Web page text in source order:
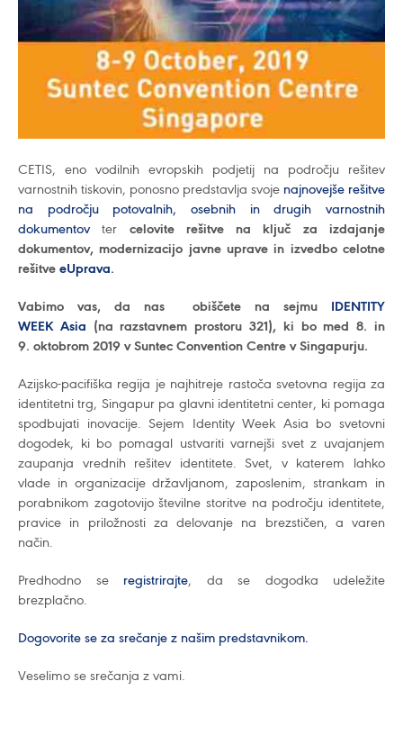
CETIS, eno vodilnih evropskih podjetij na področju rešitev
varnostnih tiskovin, ponosno predstavlja svoje najnovejše rešitve
na področju potovalnih, osebnih in drugih varnostnih
dokumentovter celovite rešitvena ključ za izdajanje
dokumentov, modernizacijo javne uprave in izvedbo celotne
rešitve eUprava.
Vabimo vas, da nas obiščete na sejmu IDENTITY
WEEKAsia (na razstavnem prostoru 321), ki bomed 8. in
9. oktobrom 2019 vSuntec Convention Centre v Singapurju.
Azijsko-pacifiška regija je najhitreje rastoča svetovna regija za
identitetni trg, Singapur pa glavni identitetni center, ki pomaga
spodbujati inovacije. Sejem Identity Week Asia bo svetovni
dogodek, ki bo pomagal ustvariti varnejši svet z uvajanjem
zaupanja vrednih rešitev identitete. Svet, v katerem lahko
vlade in organizacije državljanom, zaposlenim, strankam in
porabnikom zagotovijo številne storitve na področju identitete,
pravice in priložnosti za delovanje na brezstičen, a varen
način.
Predhodno se registrirajte, da se dogodka udeležite
brezplačno.
Dogovorite se za srečanje z našim predstavnikom.
Veselimo se srečanja z vami.